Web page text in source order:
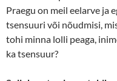
Praegu on meil eelarve ja
tsensuuri või nõudmisi,
tohi minna lolli peaga,
ka tsensuur?